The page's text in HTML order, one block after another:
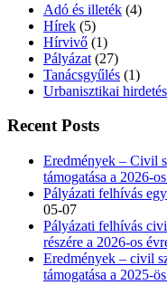
Adó és illeték (4)
Hírek (5)
Hírvivő (1)
Pályázat (27)
Tanácsgyűlés (1)
Urbanisztikai
Recent Posts
Eredmények – Civil
támogatása a 2026-
Pályázati felhívás
05-07
Pályázati felhívás
részére a 2026-os
Eredmények – civil
támogatása a 2025-